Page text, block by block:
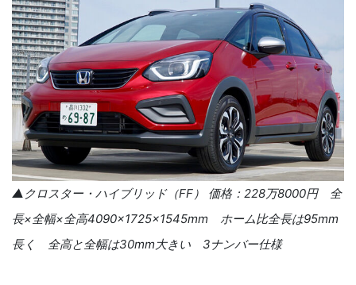
▲クロスター・ハイブリッド（FF） 価格：228万8000円 全
長×全幅×全高4090×1725×1545mm ホーム比全長は95mm
長く 全高と全幅は30mm大きい 3ナンバー仕様